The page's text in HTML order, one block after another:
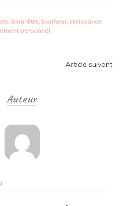
, bien-être, bonheur, croissance
personnel
Article suivant
Auteur